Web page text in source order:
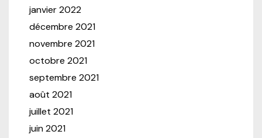
janvier 2022
décembre 2021
novembre 2021
octobre 2021
septembre 2021
août 2021
juillet 2021
juin 2021